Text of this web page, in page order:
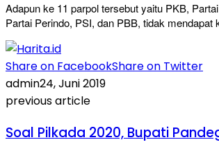
Adapun ke 11 parpol tersebut yaitu PKB,
Partai Perindo, PSI, dan PBB, tidak mendapat
Share on FacebookShare on Twitter
admin24, Juni 2019
previous article
Soal Pilkada 2020, Bupati